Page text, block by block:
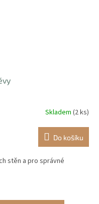
Skladem (2 ks)
Do košíku
stěn a pro správné